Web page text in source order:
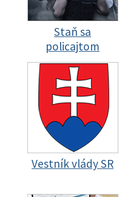
Staň sa
policajtom
Vestník vlády SR